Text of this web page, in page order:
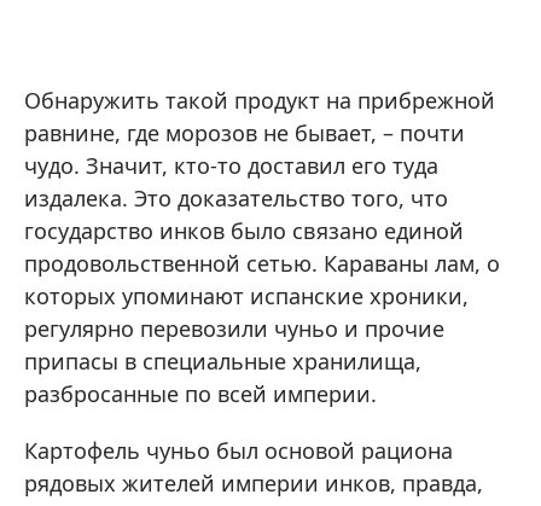
Обнаружить такой продукт на прибрежной
равнине, где морозов не бывает, – почти
чудо. Значит, кто-то доставил его туда
издалека. Это доказательство того, что
государство инков было связано единой
продовольственной сетью. Караваны лам, о
которых упоминают испанские хроники,
регулярно перевозили чуньо и прочие
припасы в специальные хранилища,
разбросанные по всей империи.
Картофель чуньо был основой рациона
рядовых жителей империи инков, правда,